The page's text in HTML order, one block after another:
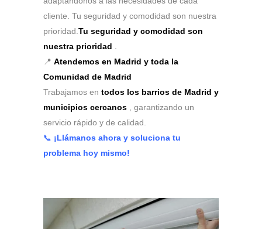
cliente. Tu seguridad y comodidad son nuestra
prioridad. Tu seguridad y comodidad son
nuestra prioridad
📍 Atendemos en Madrid y toda la
Comunidad de Madrid
Trabajamos en todos los barrios de Madrid y
municipios cercanos , garantizando un
servicio rápido y de calidad.
📞 ¡Llámanos ahora y soluciona tu
problema hoy mismo!